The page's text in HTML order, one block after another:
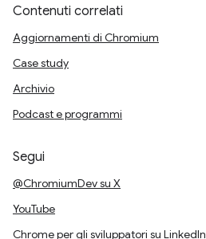
Contenuti correlati
Aggiornamenti di Chromium
Case study
Archivio
Podcast e programmi
Segui
@ChromiumDev su X
YouTube
Chrome per gli sviluppatori su LinkedIn